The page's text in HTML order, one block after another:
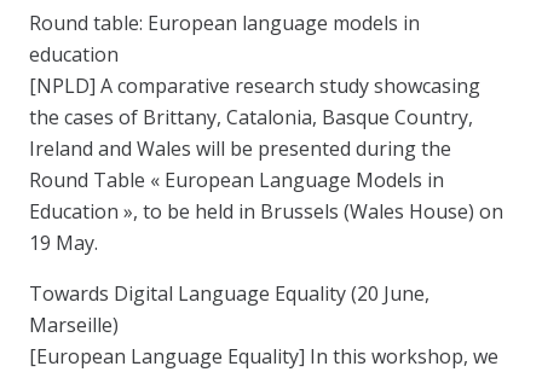
Round table: European language models in
education
[NPLD] A comparative research study showcasing
the cases of Brittany, Catalonia, Basque Country,
Ireland and Wales will be presented during the
Round Table « European Language Models in
Education », to be held in Brussels (Wales House) on
19 May.
Towards Digital Language Equality (20 June,
Marseille)
[European Language Equality] In this workshop, we